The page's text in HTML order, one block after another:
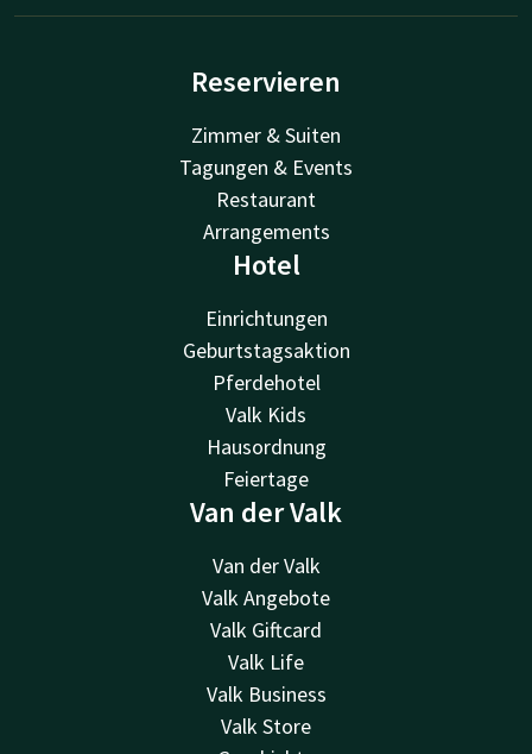
Reservieren
Zimmer & Suiten
Tagungen & Events
Restaurant
Arrangements
Hotel
Einrichtungen
Geburtstagsaktion
Pferdehotel
Valk Kids
Hausordnung
Feiertage
Van der Valk
Van der Valk
Valk Angebote
Valk Giftcard
Valk Life
Valk Business
Valk Store